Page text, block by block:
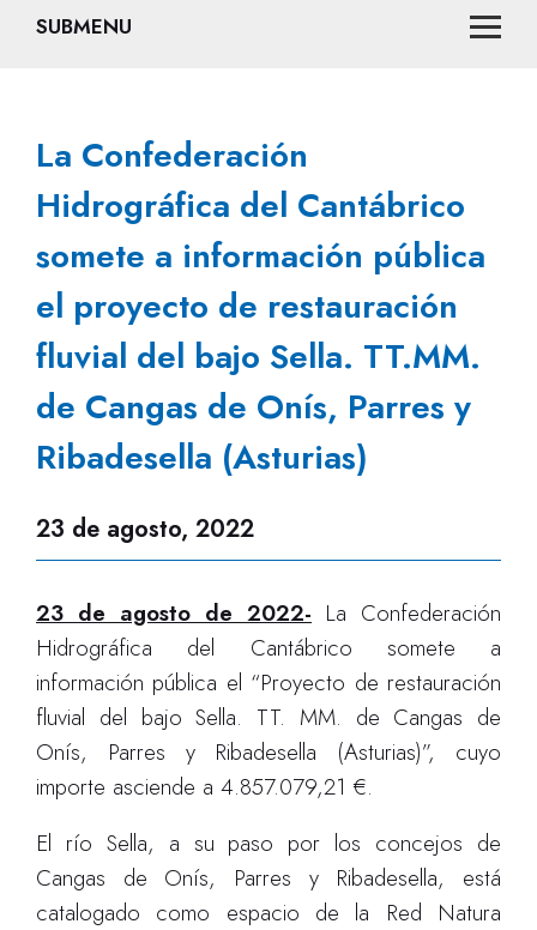
SUBMENU
La Confederación
Hidrográfica del Cantábrico
somete a información pública
el proyecto de restauración
fluvial del bajo Sella. TT.MM.
de Cangas de Onís, Parres y
Ribadesella (Asturias)
23 de agosto, 2022
23 de agosto de 2022- La Confederación
Hidrográfica del Cantábrico somete a
información pública el “Proyecto de restauración
fluvial del bajo Sella. TT. MM. de Cangas de
Onís, Parres y Ribadesella (Asturias)”, cuyo
importe asciende a 4.857.079,21 €.
El río Sella, a su paso por los concejos de
Cangas de Onís, Parres y Ribadesella, está
catalogado como espacio de la Red Natura